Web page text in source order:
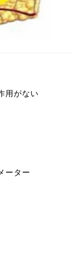
用がない
ーター